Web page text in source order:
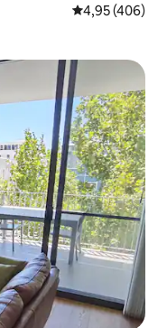
4,95 (406)